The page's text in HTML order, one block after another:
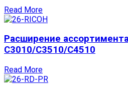
Read More
Расширение
C3010/C3510/C4510
Read More